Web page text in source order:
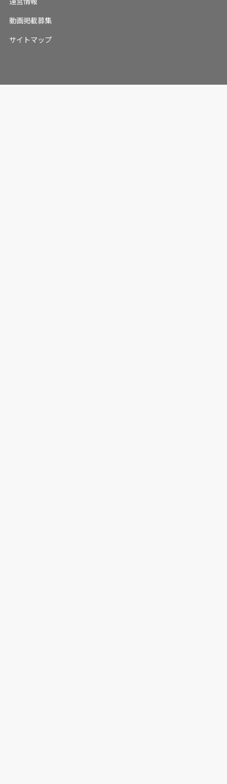
動画掲載募集
サイトマップ